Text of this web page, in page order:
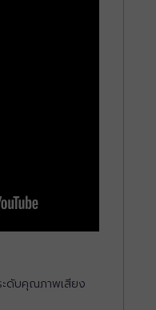
ะดับคุณภาพเสียง